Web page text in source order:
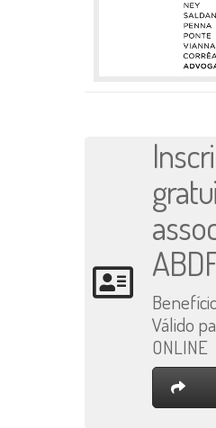
Válido
ONLINE